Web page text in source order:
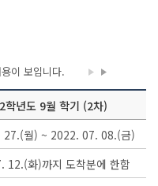
이 보입니다.
학년도 9월 학기 (2차)
27.(월) ~ 2022. 07. 08.(금)
12.(화)까지 도착분에 한함